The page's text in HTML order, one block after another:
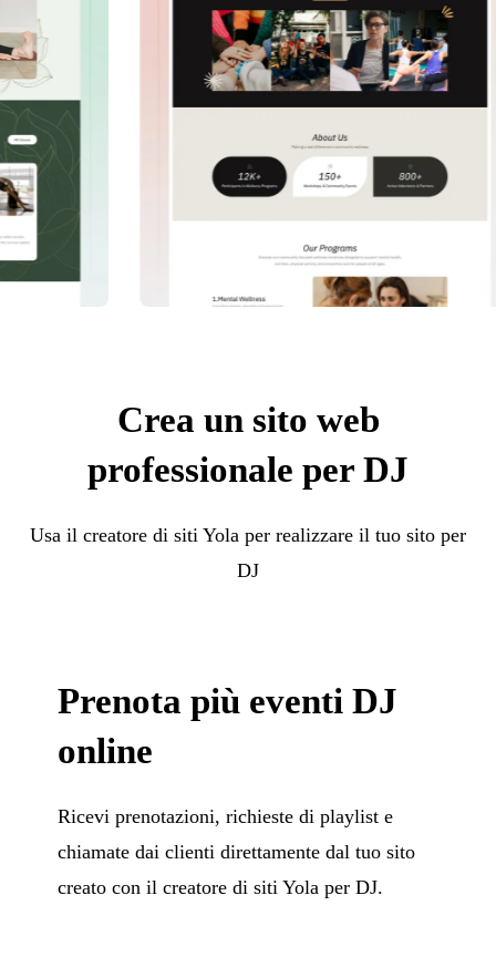
Crea un sito web
professionale per DJ
Usa il creatore di siti Yola per realizzare il tuo sito per
DJ
Prenota più eventi DJ
online
Ricevi prenotazioni, richieste di playlist e
chiamate dai clienti direttamente dal tuo sito
creato con il creatore di siti Yola per DJ.